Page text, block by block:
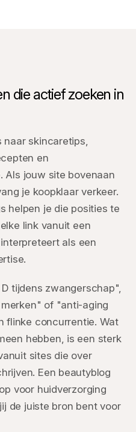
die actief zoeken in
naar skincaretips,
en
Als jouw site bovenaan
je koopklaar verkeer.
helpen je die posities te
link vanuit een
als een
tijdens zwangerschap",
of "anti-aging
flinke concurrentie. Wat
hebben, is een sterk
sites die over
Een beautyblog
voor huidverzorging
de juiste bron bent voor